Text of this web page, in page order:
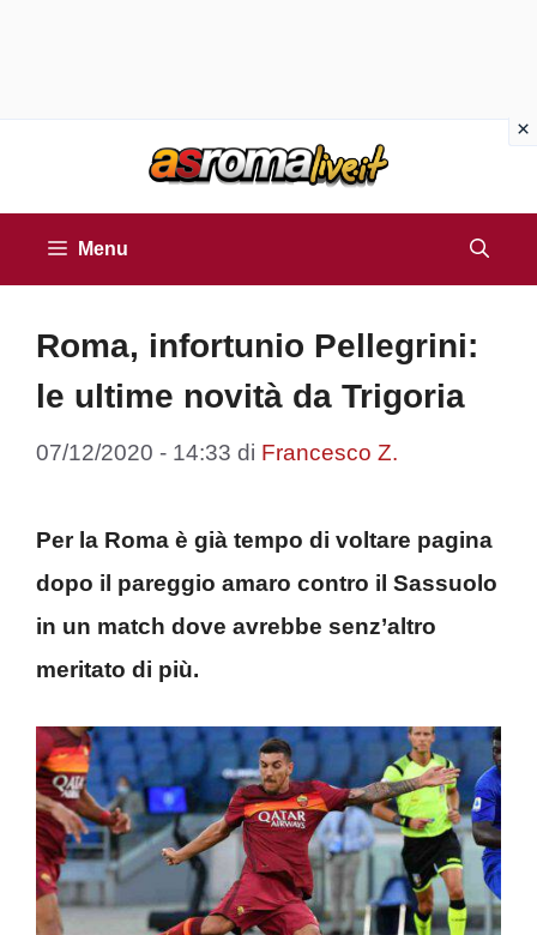
Menu
Roma, infortunio Pellegrini:
le ultime novità da Trigoria
07/12/2020 - 14:33 di Francesco Z.
Per la Roma è già tempo di voltare pagina
dopo il pareggio amaro contro il Sassuolo
in un match dove avrebbe senz’altro
meritato di più.